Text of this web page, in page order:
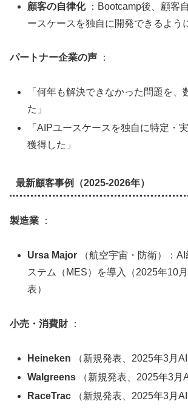
顧客の自律化：Bootcamp後、顧客
ースケースを独自に開発できるよう
パートナー企業の声 ：
「何年も解決できなかった問題を、
た」
「AIPユースケースを独自に特定・
獲得した」
最新顧客事例（2025-2026年）
製造業 ：
Ursa Major （航空宇宙・防衛）：
ステム（MES）を導入（2025年10
表）
小売・消費財：
Heineken （新規発表、2025年3月
Walgreens （新規発表、2025年3月
RaceTrac （新規発表、2025年3月